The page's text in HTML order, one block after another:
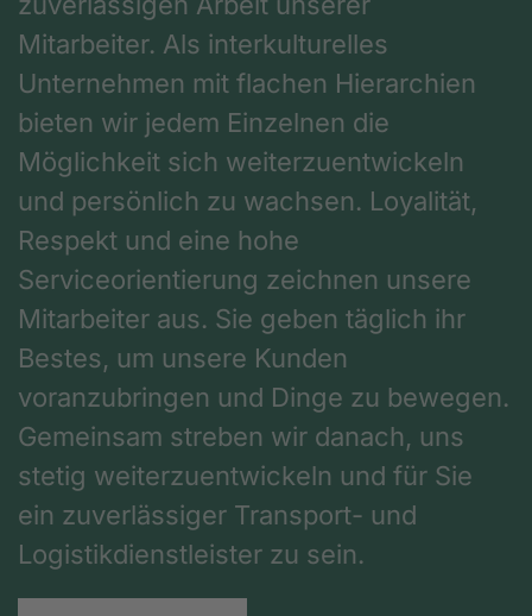
Mitarbeiter. Als interkulturelles
Unternehmen mit flachen Hierarchien
bieten wir jedem Einzelnen die
Möglichkeit sich weiterzuentwickeln
und persönlich zu wachsen. Loyalität,
Respekt und eine hohe
Serviceorientierung zeichnen unsere
Mitarbeiter aus. Sie geben täglich ihr
Bestes, um unsere Kunden
voranzubringen und Dinge zu bewegen.
Gemeinsam streben wir danach, uns
stetig weiterzuentwickeln und für Sie
ein zuverlässiger Transport- und
Logistikdienstleister zu sein.